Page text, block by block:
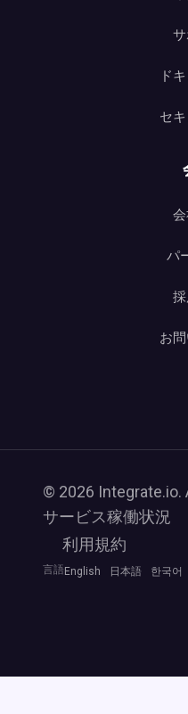
ド
セ
パ
お
© 2026 Integrate.io.
サービス稼働状況
利用規約
言語 English 日本語 한국어